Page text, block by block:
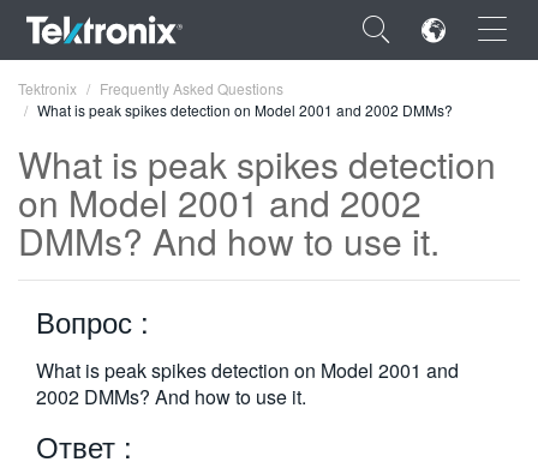
×
ENGLISH
FRANÇAIS
DEUTSCH
VIỆT NAM
Tektronix
Frequently Asked Questions
What is peak spikes detection on Model 2001 and 2002 DMMs?
What is peak spikes detection
on Model 2001 and 2002
DMMs? And how to use it.
Вопрос :
What is peak spikes detection on Model 2001 and
2002 DMMs? And how to use it.
Ответ :